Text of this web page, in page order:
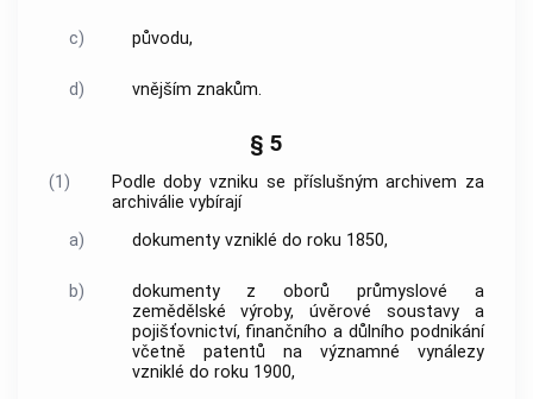
c) původu,
d) vnějším znakům.
§ 5
(1) Podle doby vzniku se příslušnýmarchivem za
archiválie vybírají
a)
dokumentyvzniklé do roku 1850,
b) dokumentyz oborů průmyslové a
zemědělské výroby, úvěrové soustavy a
pojišťovnictví, finančního a důlního podnikání
včetně patentů na významné vynálezy
vzniklé do roku 1900,